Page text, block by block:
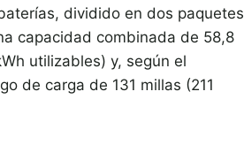
dividido en dos paquetes
capacidad combinada de 58,8
utilizables) y, según el
de carga de 131 millas (211